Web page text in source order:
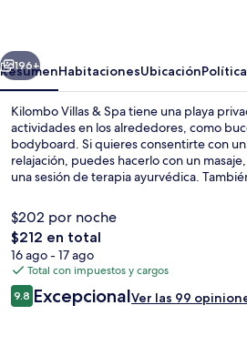
Siguiente
196+
ResumenHabitacionesUbicación
Kilombo Villas & Spa tiene una playa
actividades en los alrededores, como
bodyboard. Si quieres consentirte con
relajación, puedes hacerlo con un
una sesión de terapia ayurvédica.
lugar para comer rico, mientras que en el
tomar un buen coctel frío. Este resort de
junto a la alberca, su terraza y su jardín.
$202 por noche
El
precio
total
es
de
$212 en total
16 ago - 17 ago
Total con impuestos y cargos
Opiniones
9.89.8 de 10,
ExcepcionalVer las 99